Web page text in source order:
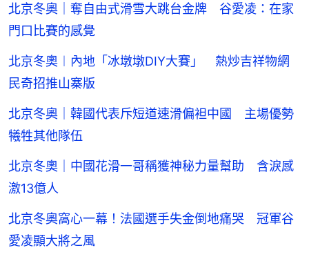
北京冬奧｜奪自由式滑雪大跳台金牌 谷愛凌：在家
門口比賽的感覺
北京冬奧︱內地「冰墩墩DIY大賽」 熱炒吉祥物網
民奇招推山寨版
北京冬奧｜韓國代表斥短道速滑偏袒中國 主場優勢
犧牲其他隊伍
北京冬奧｜中國花滑一哥稱獲神秘力量幫助 含淚感
激13億人
北京冬奧窩心一幕！法國選手失金倒地痛哭 冠軍谷
愛凌顯大將之風